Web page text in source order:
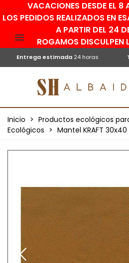
VACACIONES DESDE EL 8
LOS PEDIDOS REALIZADOS EN
A PARTIR DEL 24
ROGAMOS DISCULPEN
Entrega estimada 24 horas
Inicio > Productos ecológicos
Ecológicos > Mantel KRAFT